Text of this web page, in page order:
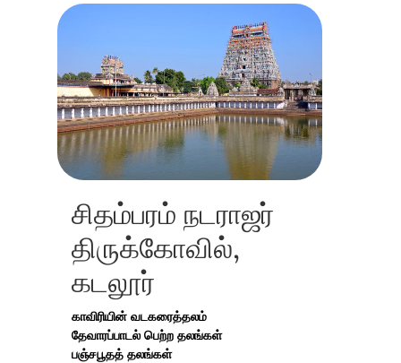
சிதம்பரம் நடராஜர்
திருக்கோவில்,
கடலூர்
காவிரியின் வடகரைத்தலம்
தேவாரப்பாடல் பெற்ற தலங்கள்
பஞ்சபூதத் தலங்கள்